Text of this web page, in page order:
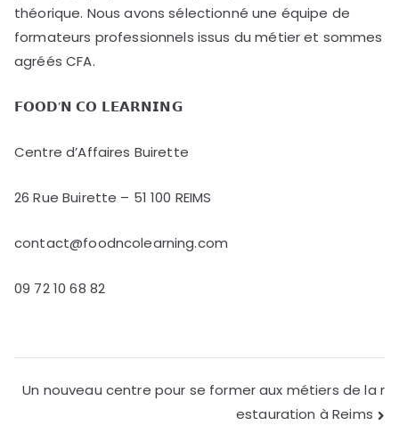
théorique. Nous avons sélectionné une équipe de
formateurs professionnels issus du métier et sommes
agréés CFA.
𝗙𝗢𝗢𝗗’𝗡 𝗖𝗢 𝗟𝗘𝗔𝗥𝗡𝗜𝗡𝗚
Centre d’Affaires Buirette
26 Rue Buirette – 51 100 REIMS
contact@foodncolearning.com
09 72 10 68 82
Navigation
Un nouveau centre pour se former aux métiers de la r
estauration à Reims